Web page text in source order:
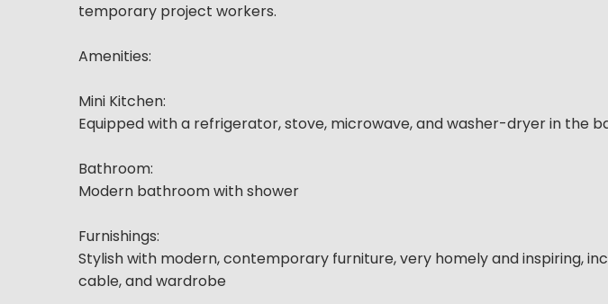
temporary project workers.
Amenities:
Mini Kitchen:
Equipped with a refrigerator, stove, microwave, and washer-dryer in the
Bathroom:
Modern bathroom with shower
Furnishings:
Stylish with modern, contemporary furniture, very homely and inspiring,
cable, and wardrobe